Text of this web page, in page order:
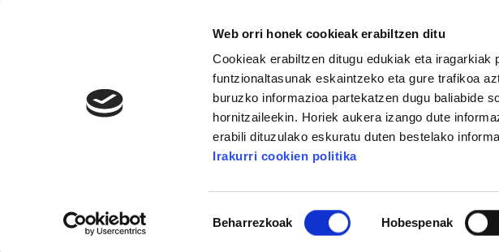
Web orri honek cookieak erabiltzen ditu
Cookieak erabiltzen ditugu edukiak eta
funtzionaltasunak eskaintzeko eta gure trafikoa
buruzko informazioa partekatzen dugu baliabide
hornitzaileekin. Horiek aukera izango dute
erabili dituzulako eskuratu duten bestelako
Irakurri cookien politika
Beharrezkoak Hobespenak
MANU ROBLES-ARANGIZ FUNDAZIOA
Bizkaiko Etxe Laguntzako